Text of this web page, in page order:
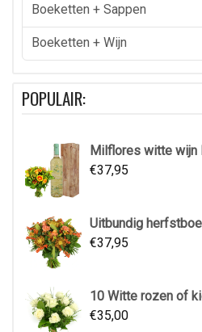
Boeketten + Sappen
Boeketten + Wijn
POPULAIR:
Milflores witte wijn
€37,95
Uitbundig
€37,95
10 Witte rozen of
€35,00